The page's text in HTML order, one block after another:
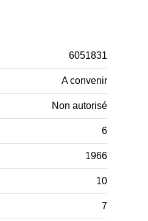
6051831
A convenir
Non autorisé
6
1966
10
7